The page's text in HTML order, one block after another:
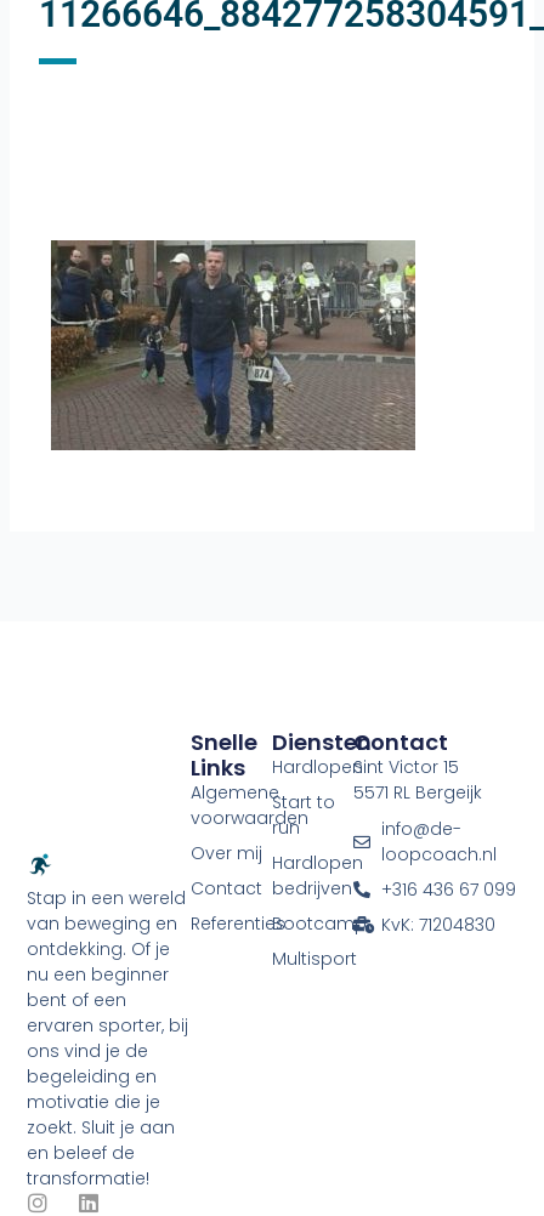
Stap in een wereld
van beweging en
ontdekking. Of je
nu een beginner
bent of een
ervaren sporter, bij
ons vind je de
begeleiding en
motivatie die je
zoekt. Sluit je aan
en beleef de
transformatie!
I
L
Diensten
Hardlopen
Start to
run
Hardlopen
bedrijven
Bootcamp
Multisport
Snelle
Links
Algemene
voorwaarden
Over mij
Contact
Referenties
Contact
Sint Victor 15
5571 RL Bergeijk
info@de-
loopcoach.nl
+316 436 67 099
KvK: 71204830